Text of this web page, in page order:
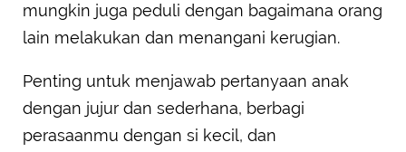
mungkin juga peduli dengan bagaimana orang
lain melakukan dan menangani kerugian.
Penting untuk menjawab pertanyaan anak
dengan jujur dan sederhana, berbagi
perasaanmu dengan si kecil, dan